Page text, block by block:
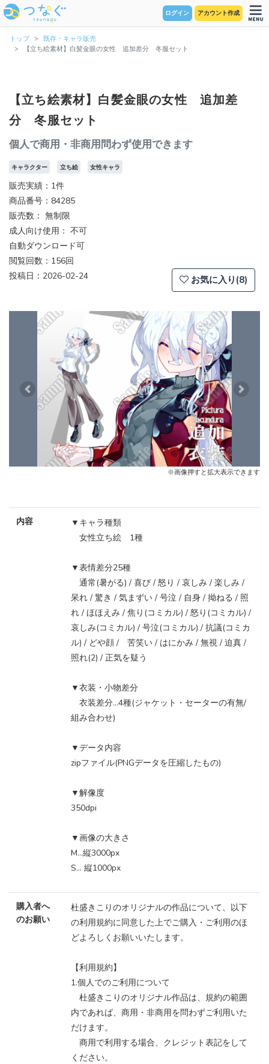
ログイン アカウント作成
トップ
既存・キャラ販売
【立ち絵素材】白髪金眼の女性 追加差分 冬服セット
【立ち絵素材】白髪金眼の女性 追加差
分 冬服セット
個人で商用・非商用問わず使用できます
キャラクター 立ち絵 女性キャラ
販売実績：1件
商品番号：84285
販売数： 無制限
成人向け使用： 不可
自動ダウンロード可
閲覧回数：156回
投稿日：2026-02-24
お気に入り(8)
Previous Next
※画像押すと拡大表示できます
内容
▼キャラ種類
女性立ち絵 1種
▼表情差分25種
通常(暑がる) / 喜び / 怒り / 哀しみ / 楽しみ /
呆れ / 驚き / 気まずい / 号泣 / 自身 / 拗ねる / 照
れ / ほほえみ / 焦り(コミカル) / 怒り(コミカル) /
哀しみ(コミカル) / 号泣(コミカル) / 抗議(コミカ
ル) / どや顔 / 苦笑い / はにかみ / 無視 / 迫真 /
照れ(2) / 正気を疑う
▼衣装・小物差分
衣装差分…4種(ジャケット・セーターの有無/
組み合わせ)
▼データ内容
zipファイル(PNGデータを圧縮したもの)
▼解像度
350dpi
▼画像の大きさ
M...縦3000px
S... 縦1000px
購入者へ
のお願い
杜盛きこりのオリジナルの作品について、以下
の利用規約に同意した上でご購入・ご利用のほ
どよろしくお願いいたします。
【利用規約】
1.個人でのご利用について
杜盛きこりのオリジナル作品は、規約の範囲
内であれば、商用・非商用を問わずご利用いた
だけます。
商用で利用する場合、クレジット表記をして
ください。